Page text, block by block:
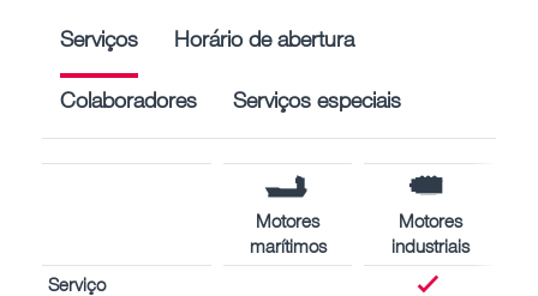
Serviços Horário de abertura
Colaboradores Serviços especiais
Motores
marítimos
Motores
industriais
Serviço